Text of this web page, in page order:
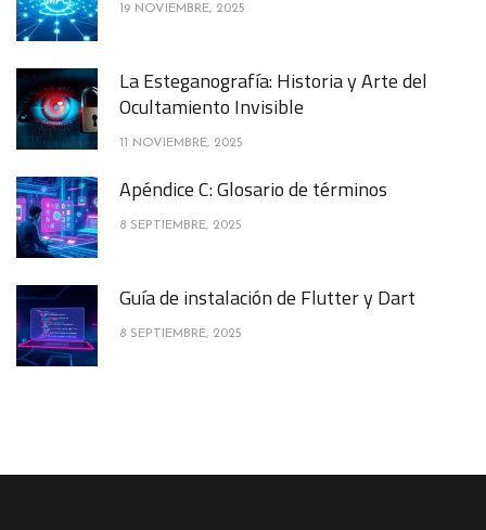
19 NOVIEMBRE, 2025
La Esteganografía: Historia y Arte del
Ocultamiento Invisible
11 NOVIEMBRE, 2025
Apéndice C: Glosario de términos
8 SEPTIEMBRE, 2025
Guía de instalación de Flutter y Dart
8 SEPTIEMBRE, 2025